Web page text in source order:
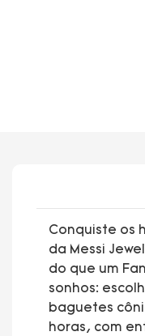
Conquiste os
da Messi
do que um
sonhos:
baguetes
horas, com